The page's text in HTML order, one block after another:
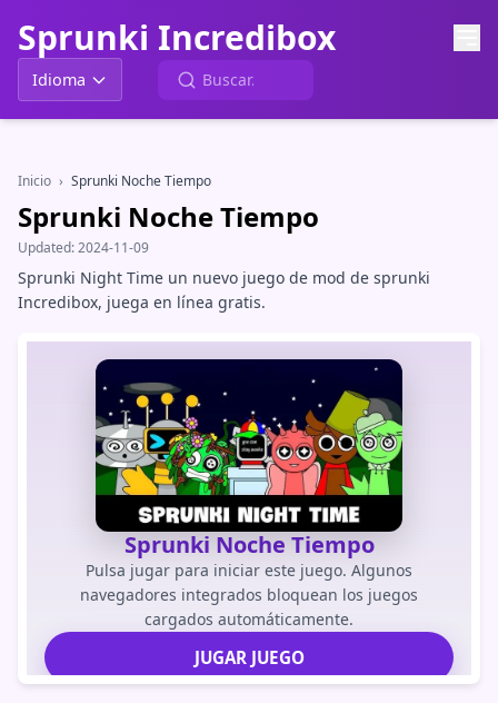
Sprunki Incredibox
Idioma
Inicio › Sprunki Noche Tiempo
Sprunki Noche Tiempo
Updated:2024-11-09
Sprunki Night Time un nuevo juego de mod de sprunki
Incredibox, juega en línea gratis.
Sprunki Noche Tiempo
Pulsa jugar para iniciar este juego. Algunos
navegadores integrados bloquean los juegos
cargados automáticamente.
JUGAR JUEGO